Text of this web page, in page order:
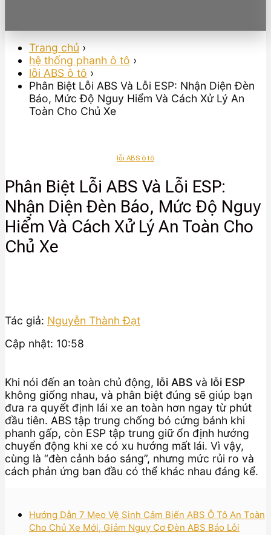
Trang chủ ›
hệ thống phanh ô tô ›
lỗi ABS ô tô ›
Phân Biệt Lỗi ABS Và Lỗi ESP: Nhận Diện Đèn
Báo, Mức Độ Nguy Hiểm Và Cách Xử Lý An
Toàn Cho Chủ Xe
lỗi ABS ô tô
Phân Biệt Lỗi ABS Và Lỗi ESP:
Nhận Diện Đèn Báo, Mức Độ Nguy
Hiểm Và Cách Xử Lý An Toàn Cho
Chủ Xe
Tác giả: Nguyễn Thành Đạt
Cập nhật: 10:58
Khi nói đến an toàn chủ động, lỗi ABS và lỗi ESP
không giống nhau, và phân biệt đúng sẽ giúp bạn
đưa ra quyết định lái xe an toàn hơn ngay từ phút
đầu tiên. ABS tập trung chống bó cứng bánh khi
phanh gấp, còn ESP tập trung giữ ổn định hướng
chuyển động khi xe có xu hướng mất lái. Vì vậy,
cùng là “đèn cảnh báo sáng”, nhưng mức rủi ro và
cách phản ứng ban đầu có thể khác nhau đáng kể.
Hướng Dẫn 7 Mẹo Vệ Sinh Cảm Biến ABS Ô Tô An Toàn
Cho Chủ Xe Mới, Giảm Nguy Cơ Đèn ABS Báo Lỗi